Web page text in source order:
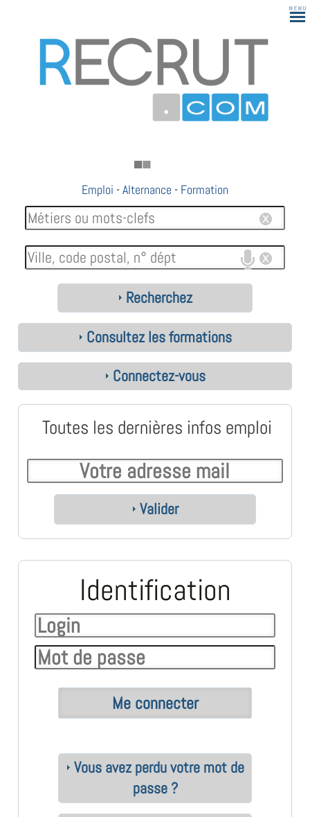
Emploi -Alternance - Formation
Recherchez
Consultez les formations
Connectez-vous
Toutes les dernières infos emploi
Valider
Identification
Vous avez perdu votre mot de
passe ?